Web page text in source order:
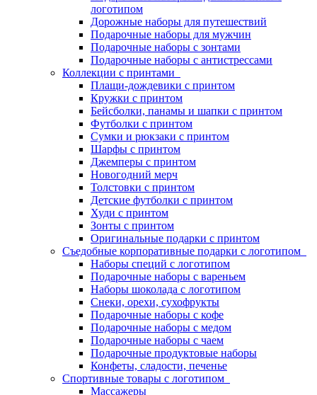
логотипом
Дорожные наборы для путешествий
Подарочные наборы для мужчин
Подарочные наборы с зонтами
Подарочные наборы с антистрессами
Коллекции с принтами
Плащи-дождевики с принтом
Кружки с принтом
Бейсболки, панамы и шапки с принтом
Футболки с принтом
Сумки и рюкзаки с принтом
Шарфы с принтом
Джемперы с принтом
Новогодний мерч
Толстовки с принтом
Детские футболки с принтом
Худи с принтом
Зонты с принтом
Оригинальные подарки с принтом
Съедобные корпоративные подарки с логотипом
Наборы специй с логотипом
Подарочные наборы с вареньем
Наборы шоколада с логотипом
Снеки, орехи, сухофрукты
Подарочные наборы с кофе
Подарочные наборы с медом
Подарочные наборы с чаем
Подарочные продуктовые наборы
Конфеты, сладости, печенье
Спортивные товары с логотипом
Массажеры